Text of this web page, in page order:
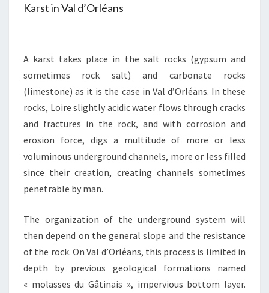
Karst in Val d’Orléans
A karst takes place in the salt rocks (gypsum and
sometimes rock salt) and carbonate rocks
(limestone) as it is the case in Val d’Orléans. In these
rocks, Loire slightly acidic water flows through cracks
and fractures in the rock, and with corrosion and
erosion force, digs a multitude of more or less
voluminous underground channels, more or less filled
since their creation, creating channels sometimes
penetrable by man.
The organization of the underground system will
then depend on the general slope and the resistance
of the rock. On Val d’Orléans, this process is limited in
depth by previous geological formations named
« molasses du Gâtinais », impervious bottom layer.